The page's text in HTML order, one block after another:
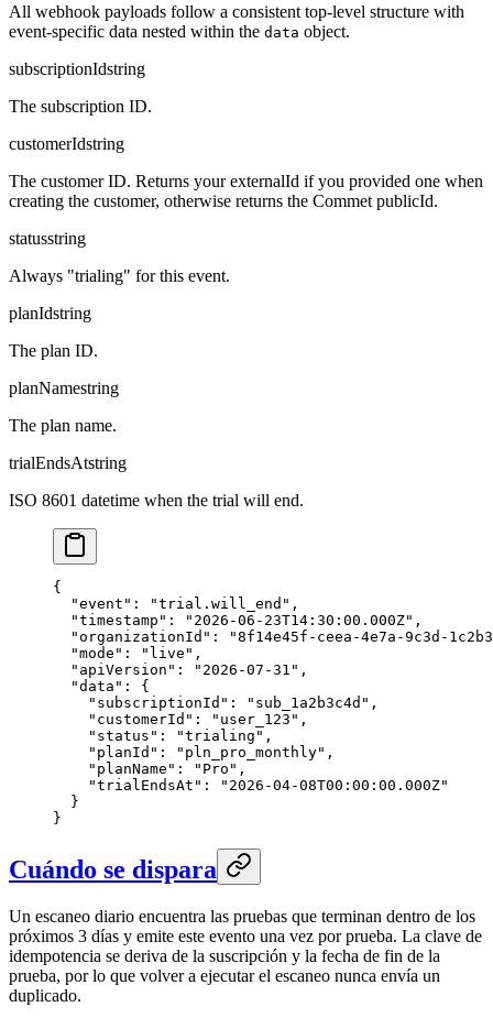
All webhook payloads follow a consistent top-level structure with
event-specific data nested within the data object.
subscriptionIdstring
The subscription ID.
customerIdstring
The customer ID. Returns your externalId if you provided one when
creating the customer, otherwise returns the Commet publicId.
statusstring
Always "trialing" for this event.
planIdstring
The plan ID.
planNamestring
The plan name.
trialEndsAtstring
ISO 8601 datetime when the trial will end.
{
  "event": "trial.will_end",
  "timestamp": "2026-06-23T14:30:00.000Z",
"organizationId": "8f14e45f-ceea-4e7a-9c3d-
  "mode": "live",
  "apiVersion": "2026-07-31",
  "data": {
    "subscriptionId": "sub_1a2b3c4d",
    "customerId": "user_123",
    "status": "trialing",
    "planId": "pln_pro_monthly",
    "planName": "Pro",
    "trialEndsAt": "2026-04-08T00:00:00.000Z"
  }
}
Cuándo se dispara
Un escaneo diario encuentra las pruebas que terminan dentro de los
próximos 3 días y emite este evento una vez por prueba. La clave de
idempotencia se deriva de la suscripción y la fecha de fin de la
prueba, por lo que volver a ejecutar el escaneo nunca envía un
duplicado.